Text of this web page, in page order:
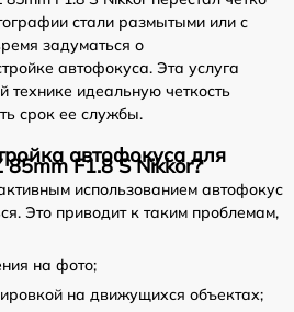
стали размытыми или с
задуматься о
автофокуса. Эта услуга
технике идеальную четкость
срок ее службы.
автофокуса для
F1.8 S Nikkor?
использованием автофокус
Это приводит к таким проблемам,
на фото;
на движущихся объектах;